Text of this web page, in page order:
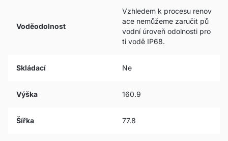
Voděodolnost
Vzhledem k procesu renov
ace nemůžeme zaručit pů
vodní úroveň odolnosti pro
ti vodě IP68.
Skládací Ne
Výška 160.9
Šířka 77.8